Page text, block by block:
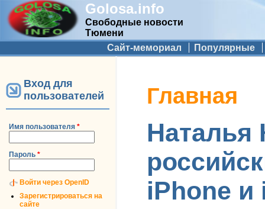
Golosa.info
Свободные новости
Тюмени
Дополнительное меню
Сайт-мемориал Популярные
Вход для
пользователей
Имя пользователя *
Пароль *
Войти через OpenID
Зарегистрироваться на
сайте
Вы здесь
Главная
Наталья
iPhone и